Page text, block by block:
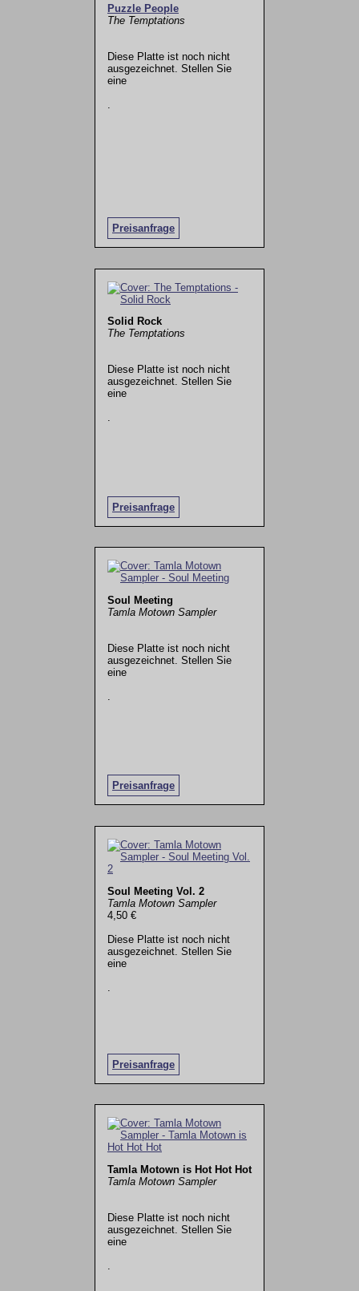
Puzzle People
The Temptations
Diese Platte ist noch nicht
ausgezeichnet. Stellen Sie
eine
Preisanfrage
.
Solid Rock
The Temptations
Diese Platte ist noch nicht
ausgezeichnet. Stellen Sie
eine
Preisanfrage
.
Soul Meeting
Tamla Motown Sampler
Diese Platte ist noch nicht
ausgezeichnet. Stellen Sie
eine
Preisanfrage
.
Soul Meeting Vol. 2
Tamla Motown Sampler
4,50 €
Diese Platte ist noch nicht
ausgezeichnet. Stellen Sie
eine
Preisanfrage
Tamla Motown is Hot Hot Hot
Tamla Motown Sampler
Diese Platte ist noch nicht
ausgezeichnet. Stellen Sie
eine
.